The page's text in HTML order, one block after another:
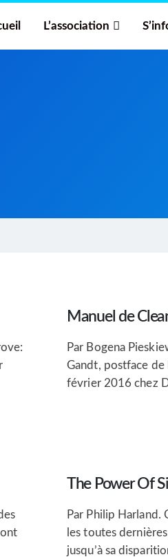
L’association
Manuel de
Par Bogena
Gandt, postface de
février 2016 chez
The Power Of
Par Philip Harland.
les toutes
jusqu’à sa